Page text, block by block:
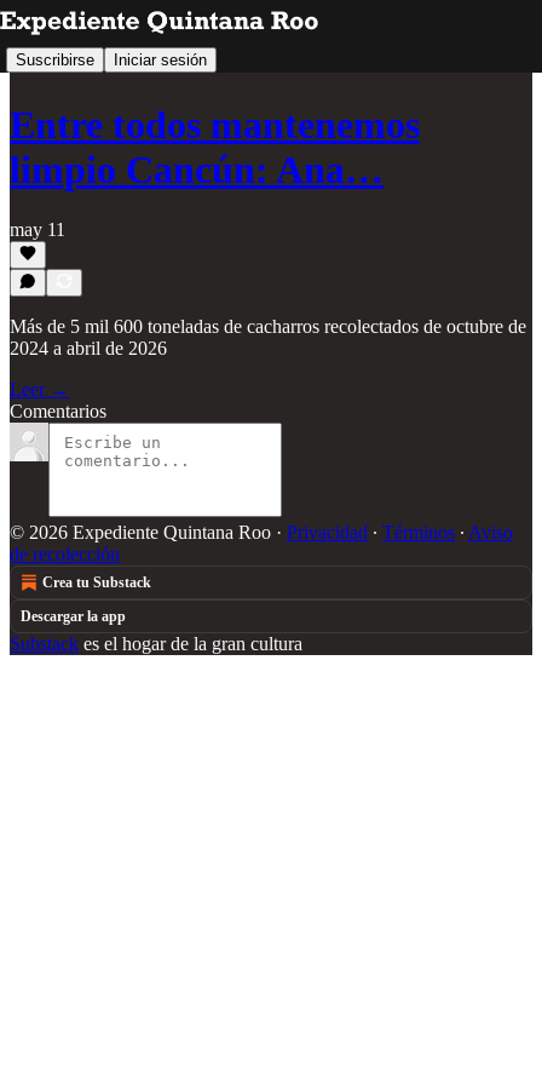
Suscribirse Iniciar sesión
Entre todos mantenemos
limpio Cancún: Ana…
may 11
Más de 5 mil 600 toneladas de cacharros recolectados de octubre de
2024 a abril de 2026
Leer →
Comentarios
© 2026 Expediente Quintana Roo · Privacidad ∙ Términos ∙ Aviso
de recolección
Crea tu Substack
Descargar la app
Substack es el hogar de la gran cultura